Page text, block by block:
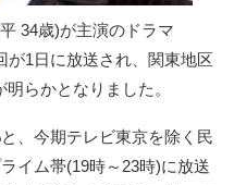
34歳)が主演のドラマ
が1日に放送され、関東地区
らかとなりました。
、今期テレビ東京を除く民
イム帯(19時～23時)に放送